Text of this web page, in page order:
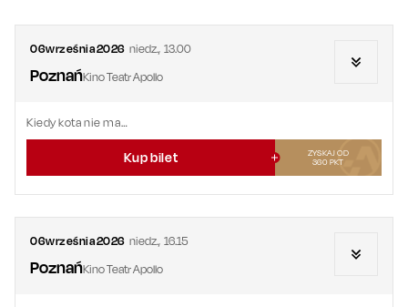
06września2026 niedz., 13.00
PoznańKino Teatr Apollo
Kiedy kota nie ma…
Kup bilet
ZYSKAJ OD
360 PKT
06września2026 niedz., 16.15
PoznańKino Teatr Apollo